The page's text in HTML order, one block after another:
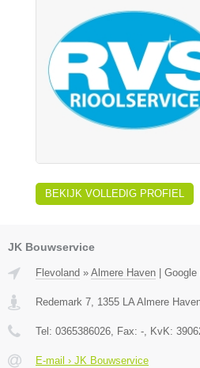
BEKIJK VOLLEDIG PROFIEL
JK Bouwservice
Flevoland » Almere Haven Google
Redemark 7, 1355 LA Almere
Tel: 0365386026, Fax: -, KvK:
E-mail › JK Bouwservice